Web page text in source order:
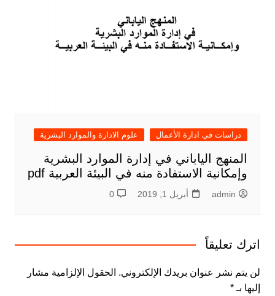
دراسات في ادارة الأعمال علوم الادارة والموارد البشرية
المنهج الياباني في إدارة الموارد البشرية
وإمكانية الاستفادة منه في البيئة العربية pdf
admin أبريل 1, 2019 0
اترك تعليقاً
لن يتم نشر عنوان بريدك الإلكتروني. الحقول الإلزامية مشار
إليها بـ *